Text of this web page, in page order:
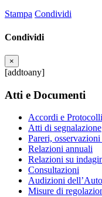
Stampa Condividi
Condividi
×
[addtoany]
Atti e Documenti
Accordi e Protocolli
Atti di segnalazione
Pareri,
Relazioni annuali
Relazioni su
Consultazioni
Audizioni
Misure di